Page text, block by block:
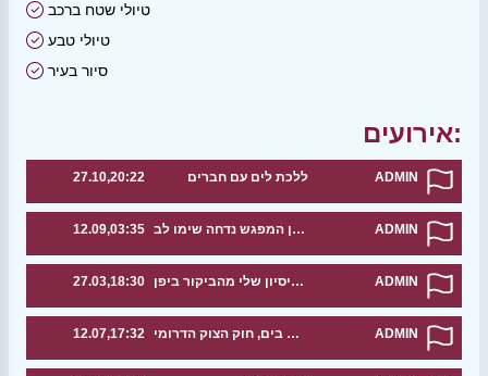
טיולי שטח ברכב
טיולי טבע
סיור בעיר
אירועים:
27.10,20:22 ללכת לים עם חברים ADMIN
12.09,03:35 רשמים ועיצות לגבי טיול ליפן המפגש נדחה שימו לב ADMIN
27.03,18:30 אשמח לשתף את הניסיון שלי מהביקור ביפן ADMIN
12.07,17:32 מפגש בים, חוק הצוק הדרומי ADMIN